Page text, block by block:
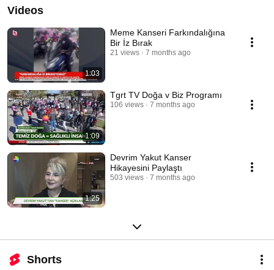
Videos
1:03
Meme Kanseri Farkındalığına
Bir İz Bırak
21 views 7 months ago
1:09
Tgrt TV Doğa v Biz Programı
106 views 7 months ago
1:25
Devrim Yakut Kanser
Hikayesini Paylaştı
503 views 7 months ago
Shorts